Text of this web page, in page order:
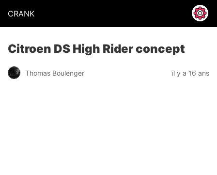
CRANK
Citroen DS High Rider concept
Thomas Boulenger il y a 16 ans